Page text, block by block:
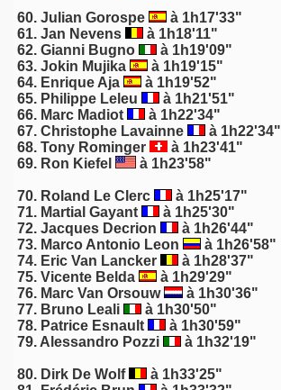
60. Julian Gorospe
à 1h17'33"
61. Jan Nevens
à 1h18'11"
62. Gianni Bugno
à 1h19'09"
63. Jokin Mujika
à 1h19'15"
64. Enrique Aja
à 1h19'52"
65. Philippe Leleu
à 1h21'51"
66. Marc Madiot
à 1h22'34"
67. Christophe Lavainne
à 1h22'34"
68. Tony Rominger
à 1h23'41"
69. Ron Kiefel
à 1h23'58"
70. Roland Le Clerc
à 1h25'17"
71. Martial Gayant
à 1h25'30"
72. Jacques Decrion
à 1h26'44"
73. Marco Antonio Leon
à 1h26'58"
74. Eric Van Lancker
à 1h28'37"
75. Vicente Belda
à 1h29'29"
76. Marc Van Orsouw
à 1h30'36"
77. Bruno Leali
à 1h30'50"
78. Patrice Esnault
à 1h30'59"
79. Alessandro Pozzi
à 1h32'19"
80. Dirk De Wolf
à 1h33'25"